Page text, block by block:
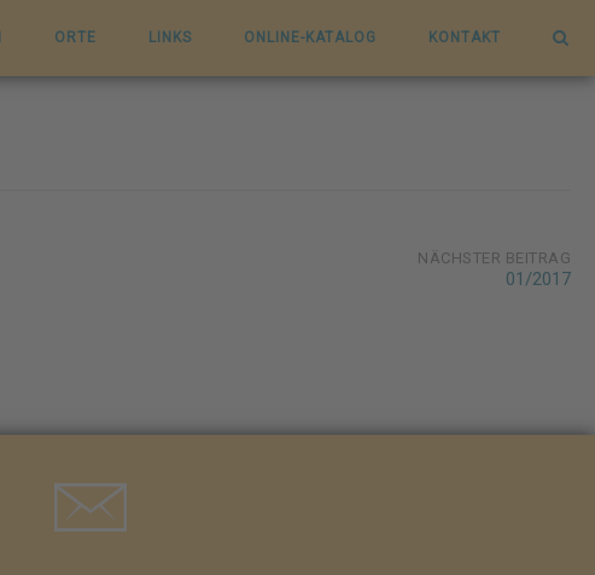
ORTE LINKS ONLINE-KATALOG KONTAKT
NÄCHSTER BEITRAG
01/2017